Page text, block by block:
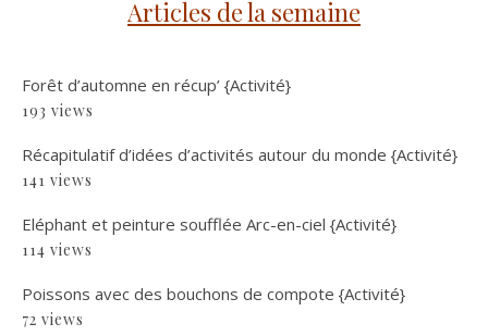
Articles de la semaine
Forêt d’automne en récup’ {Activité}
193 views
Récapitulatif d’idées d’activités autour du monde {Activité}
141 views
Eléphant et peinture soufflée Arc-en-ciel {Activité}
114 views
Poissons avec des bouchons de compote {Activité}
72 views